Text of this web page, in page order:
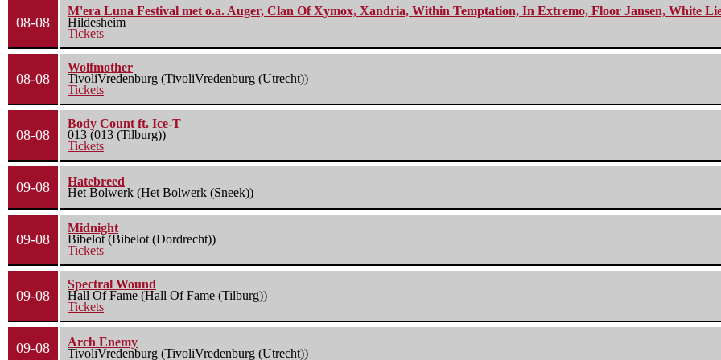
08-08
M'era Luna Festival met o.a. Auger, Clan Of Xymox, Xandria, Within Temptation, In Extremo, Floor Jansen, White
Hildesheim
Tickets
08-08
Wolfmother
TivoliVredenburg (TivoliVredenburg (Utrecht))
Tickets
08-08
Body Count ft. Ice-T
013 (013 (Tilburg))
Tickets
09-08
Hatebreed
Het Bolwerk (Het Bolwerk (Sneek))
09-08
Midnight
Bibelot (Bibelot (Dordrecht))
Tickets
09-08
Spectral Wound
Hall Of Fame (Hall Of Fame (Tilburg))
Tickets
09-08
Arch Enemy
TivoliVredenburg (TivoliVredenburg (Utrecht))